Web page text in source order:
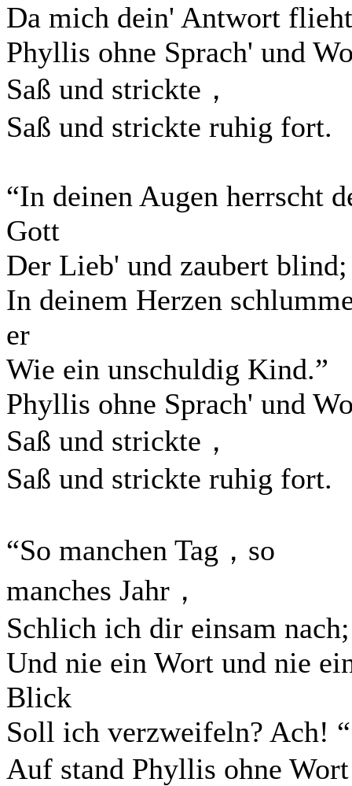
Da mich dein' Antwort
Phyllis ohne Sprach' und
Saß und strickte，
Saß und strickte ruhig fort.
“In deinen Augen herrscht
Gott
Der Lieb' und zaubert blind;
In deinem Herzen
er
Wie ein unschuldig Kind.”
Phyllis ohne Sprach' und
Saß und strickte，
Saß und strickte ruhig fort.
“So manchen Tag，so
manches Jahr，
Schlich ich dir einsam nach;
Und nie ein Wort und nie
Blick
Soll ich verzweifeln? Ach! “
Auf stand Phyllis ohne